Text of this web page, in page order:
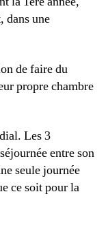
dans une
de faire du
propre chambre
Les 3
entre son
seule journée
ce soit pour la